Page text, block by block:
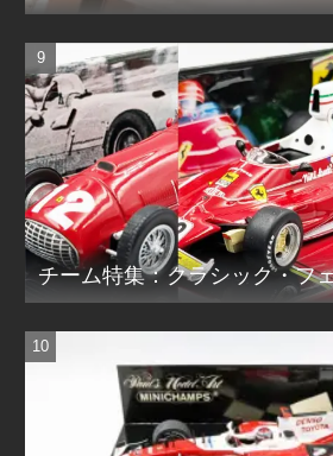
チーム特集：クラシック・フ